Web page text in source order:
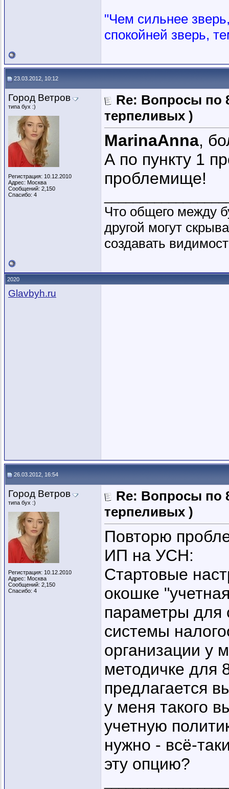
"Чем сильнее
спокойней зверь,
23.03.2012, 10:12
Город Ветров
типа бух :)
Регистрация: 10.12.2010
Адрес: Москва
Сообщений: 2,150
Спасибо: 4
Re: Вопросы по
терпеливых )
MarinaAnna,
А по пункту 1
проблемище!
Что общего между
другой могут
создавать
2020
Glavbyh.ru
26.03.2012, 16:54
Город Ветров
типа бух :)
Регистрация: 10.12.2010
Адрес: Москва
Сообщений: 2,150
Спасибо: 4
Re: Вопросы по
терпеливых )
Повторю
ИП на УСН:
Стартовые
окошке
параметры
системы
организации у
методичке для
предлагается
у меня такого
учетную
нужно - всё-
эту опцию?